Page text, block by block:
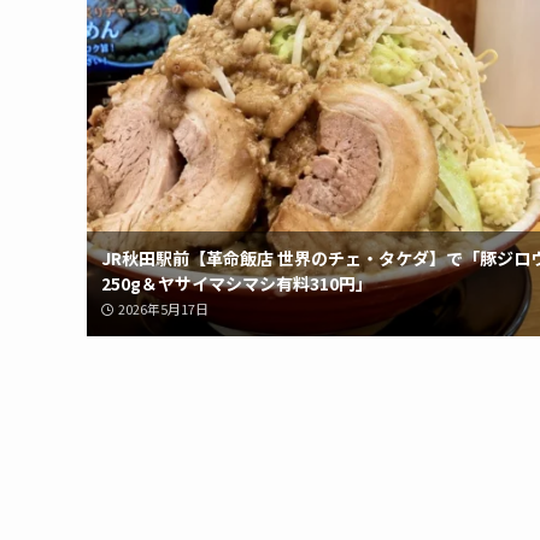
JR秋田駅前【革命飯店 世界のチェ・タケダ】で「豚ジロ
250g＆ヤサイマシマシ有料310円」
2026年5月17日